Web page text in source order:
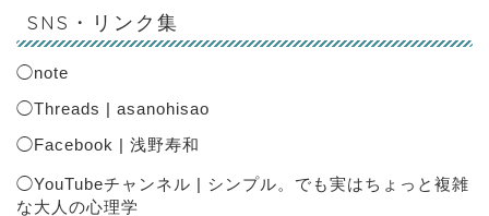
SNS・リンク集
◯note
◯Threads | asanohisao
◯Facebook | 浅野寿和
◯YouTubeチャンネル | シンプル。でも実はちょっと複雑
な大人の心理学